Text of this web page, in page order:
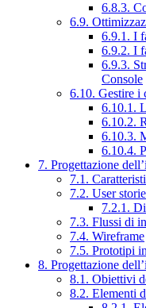
6.8.3.
6.9.
6.9.1. I
6.9.2. I
6.9.3.
Console
6.10. Gestire i
6.10.1.
6.10.2.
6.10.3.
6.10.4.
7. Progettazione
7.1.
7.2. User
7.2.1.
7.3. Flussi di
7.4. Wireframe
7.5. Prototipi
8. Progettazione
8.1. Obiettivi
8.2. Elementi